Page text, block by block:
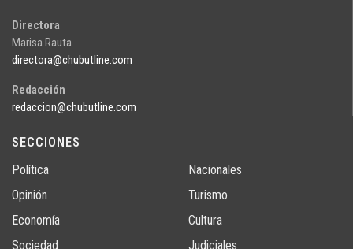
Directora
Marisa Rauta
directora@chubutline.com
Redacción
redaccion@chubutline.com
SECCIONES
Política
Opinión
Economía
Sociedad
Nacionales
Turismo
Cultura
Judiciales